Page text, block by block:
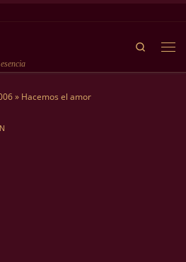
Search
» Hacemos el amor